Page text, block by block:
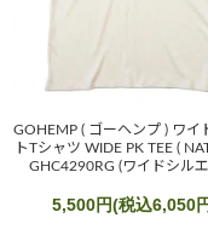
GOHEMP ( ゴーヘンプ ) ワイ
トTシャツ WIDE PK TEE (
GHC4290RG (ワイドシル
5,500円(税込6,050